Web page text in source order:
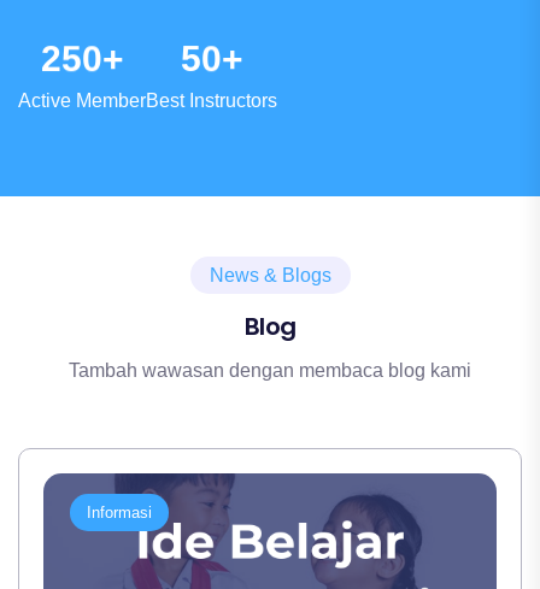
dan atmosfir kelas. Dengan didukung tenaga
pengajar professional, fasilitas belajar
250+
Active Member
50+
Best Instructors
News & Blogs
Blog
Tambah wawasan dengan membaca blog kami
Informasi